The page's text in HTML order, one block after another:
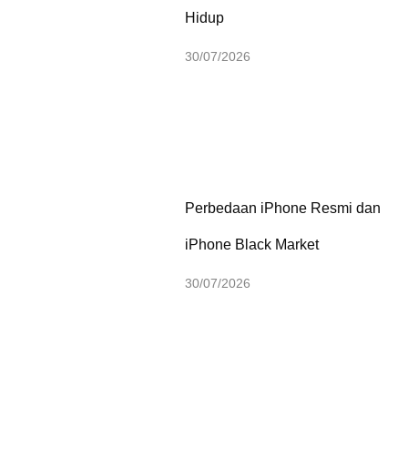
Hidup
30/07/2026
Perbedaan iPhone Resmi dan
iPhone Black Market
30/07/2026